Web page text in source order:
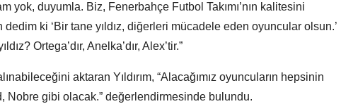
yok, duyumla. Biz, Fenerbahçe Futbol Takımı’nın kalitesini
dedim ki ‘Bir tane yıldız, diğerleri mücadele eden oyuncular olsun.’
Ortega’dır, Anelka’dır, Alex’tir.”
aktaran Yıldırım, “Alacağımız oyuncuların hepsinin
Nobre gibi olacak.” değerlendirmesinde bulundu.